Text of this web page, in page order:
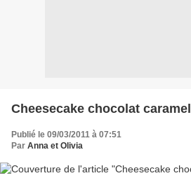
Cheesecake chocolat caramel
Publié le 09/03/2011 à 07:51
Par Anna et Olivia